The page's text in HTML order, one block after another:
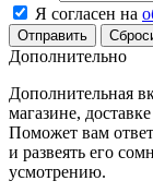
Я согласен на
Дополнительно
Дополнительная
магазине,
Поможет вам
и развеять его
усмотрению.